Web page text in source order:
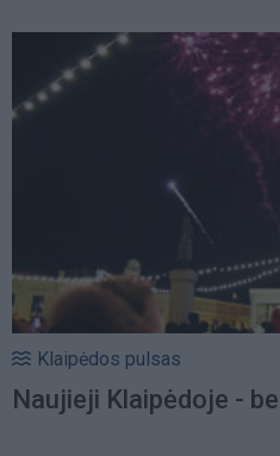
Klaipėdos pulsas
Naujieji Klaipėdoje -